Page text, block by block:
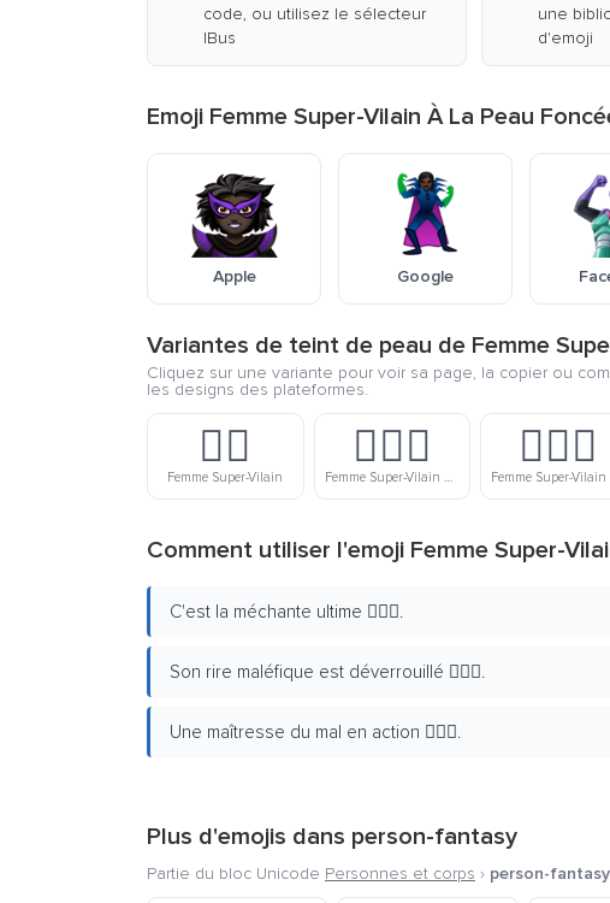
code, ou utilisez le sélecteur
IBus
une
d'emoji
Emoji Femme Super-Vilain À La Peau
Apple Google
Variantes de teint de peau de Femme
Cliquez sur une variante pour voir sa page, la copier ou
les designs des plateformes.
🦹‍♀️
Femme Super-Vilain
🦹🏻‍♀️
Femme Super-Vilain À La Peau Claire
🦹🏼‍♀️
Comment utiliser l'emoji Femme Super-
C'est la méchante ultime 🦹🏿‍♀️.
Son rire maléfique est déverrouillé 🦹🏿‍♀️.
Une maîtresse du mal en action 🦹🏿‍♀️.
Plus d'emojis dans person-fantasy
Partie du bloc Unicode Personnes et corps › person-fantasy